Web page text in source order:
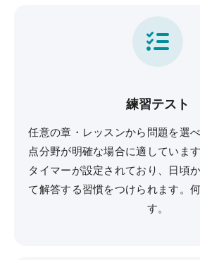
実力テスト
生命科学テストバンク(基礎編)
練習テスト
任意の章・レッスンから問題を選
点分野が明確な場合に適していま
タイマーが設定されており、日頃
て解答する習慣をつけられます。
す。